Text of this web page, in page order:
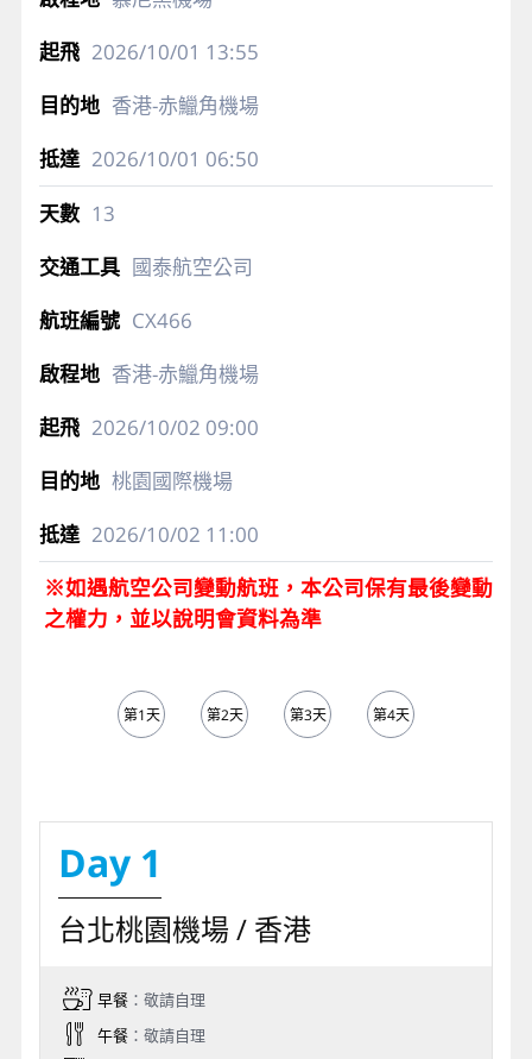
2026/10/01 13:55
香港-赤鱲角機場
2026/10/01 06:50
13
國泰航空公司
CX466
香港-赤鱲角機場
2026/10/02 09:00
桃園國際機場
2026/10/02 11:00
※如遇航空公司變動航班，本公司保有最後變動
之權力，並以說明會資料為準
第1天 第2天 第3天 第4天
Day 1
台北桃園機場 / 香港
早餐：敬請自理
午餐：敬請自理